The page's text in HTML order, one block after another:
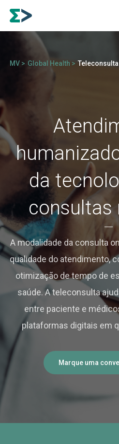
MV > Global Health > Teleconsulta
da
consultas
A modalidade da consulta
qualidade do atendimento,
otimização de tempo de
saúde. A teleconsulta
entre paciente e
plataformas digitais em
Marque uma